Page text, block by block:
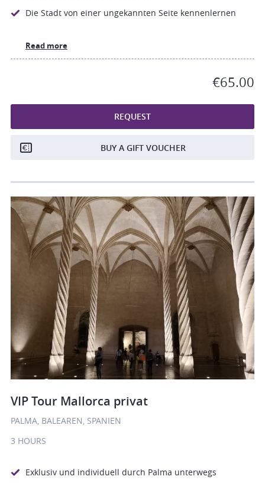
Die Stadt von einer ungekannten Seite kennenlernen
Read more
€65.00
REQUEST
BUY A GIFT VOUCHER
VIP Tour Mallorca privat
PALMA, BALEAREN, SPANIEN
3 HOURS
Exklusiv und individuell durch Palma unterwegs